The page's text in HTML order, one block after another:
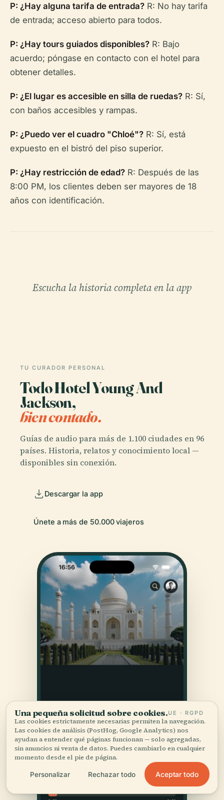
P: ¿Hay alguna tarifa de entrada? R: No hay tarifa
de entrada; acceso abierto para todos.
P: ¿Hay tours guiados disponibles? R: Bajo
acuerdo; póngase en contacto con el hotel para
obtener detalles.
P: ¿El lugar es accesible en silla de ruedas? R: Sí,
con baños accesibles y rampas.
P: ¿Puedo ver el cuadro "Chloé"? R: Sí, está
expuesto en el bistró del piso superior.
P: ¿Hay restricción de edad? R: Después de las
8:00 PM, los clientes deben ser mayores de 18
años con identificación.
Escucha la historia completa en la app
TU CURADOR PERSONAL
Todo Hotel Young And
Jackson,
bien contado.
Guías de audio para más de 1.100 ciudades en 96
países. Historia, relatos y conocimiento local —
disponibles sin conexión.
Descargar la app
Únete a más de 50.000 viajeros
Una pequeña solicitud sobre cookies.UE · RGPD
Las cookies estrictamente necesarias permiten la navegación.
Las cookies de análisis (PostHog, Google Analytics) nos
ayudan a entender qué páginas funcionan — solo agregadas,
sin anuncios ni venta de datos. Puedes cambiarlo en cualquier
momento desde el pie de página.
Personalizar Rechazar todo Aceptar todo